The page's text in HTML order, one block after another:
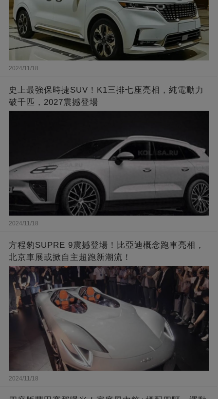
2024/11/18
史上最強保時捷SUV！K1三排七座亮相，純電動力
破千匹，2027震撼登場
2024/11/18
方程豹SUPRE 9震撼登場！比亞迪概念跑車亮相，
北京車展或掀自主超跑新潮流！
2024/11/18